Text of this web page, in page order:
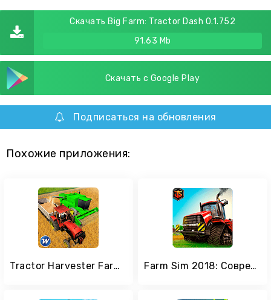
Скачать Big Farm: Tractor Dash 0.1.752
91.63 Mb
Скачать с Google Play
Подписаться на обновления
Похожие приложения:
Tractor Harvester Farm Transport Simulator Farm Sim 2018: Современный мастер-симулятор 3D